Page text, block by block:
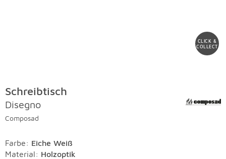
CLICK &
COLLECT
Schreibtisch
Disegno
Composad
Farbe: Eiche Weiß
Material: Holzoptik